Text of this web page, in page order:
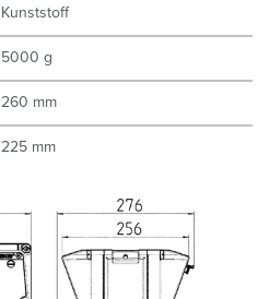
Kunststoff
5000 g
260 mm
225 mm